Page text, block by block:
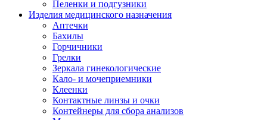
Пеленки и подгузники
Изделия медицинского назначения
Аптечки
Бахилы
Горчичники
Грелки
Зеркала гинекологические
Кало- и мочеприемники
Клеенки
Контактные линзы и очки
Контейнеры для сбора анализов